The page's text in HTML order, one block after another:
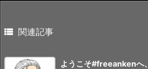
 関連記事
ようこそ#freeankenへ